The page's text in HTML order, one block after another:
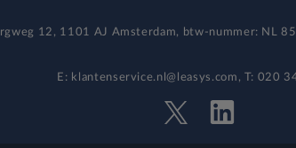
12, 1101 AJ Amsterdam, btw-nummer: NL
E: klantenservice.nl@leasys.com, T: 020